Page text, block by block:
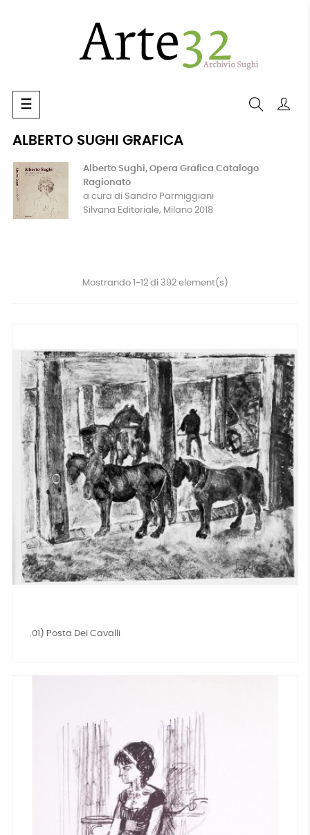
navigazione
Toggle
☰
ALBERTO SUGHI GRAFICA
Alberto Sughi, Opera Grafica Catalogo
Ragionato
a cura di Sandro Parmiggiani
Silvana Editoriale, Milano 2018
Mostrando 1-12 di 392 element(s)
.01) Posta Dei Cavalli